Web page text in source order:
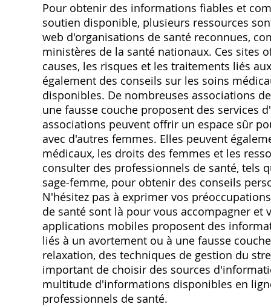
Pour obtenir des informations fiables et
soutien disponible, plusieurs ressources
web d'organisations de santé reconnues,
ministères de la santé nationaux. Ces sites
causes, les risques et les traitements liés
également des conseils sur les soins
disponibles. De nombreuses associations
une fausse couche proposent des services
associations peuvent offrir un espace sûr
avec d'autres femmes. Elles peuvent
médicaux, les droits des femmes et les
consulter des professionnels de santé, tels
sage-femme, pour obtenir des conseils
N'hésitez pas à exprimer vos
de santé sont là pour vous accompagner
applications mobiles proposent des
liés à un avortement ou à une fausse
relaxation, des techniques de gestion du
important de choisir des sources
multitude d'informations disponibles en
professionnels de santé.